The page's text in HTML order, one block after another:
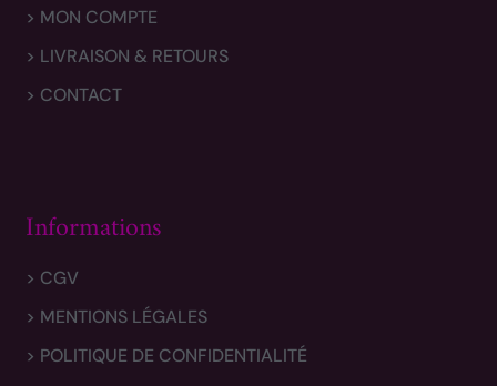
> MON COMPTE
> LIVRAISON & RETOURS
> CONTACT
Informations
> CGV
> MENTIONS LÉGALES
> POLITIQUE DE CONFIDENTIALITÉ